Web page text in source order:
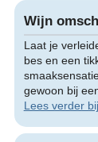
Wijn
Laat je
bes en een
gewoon bij
Lees verder